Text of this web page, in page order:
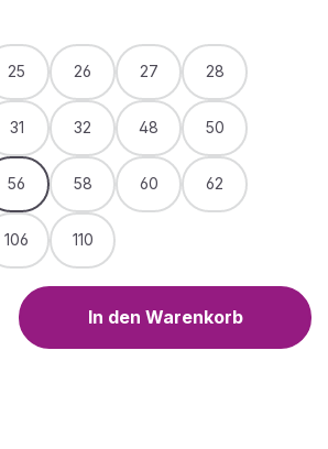
25 26 27 28
31 32 48 50
56 58 60 62
106 110
Gib den gewünschten
In den Warenkorb